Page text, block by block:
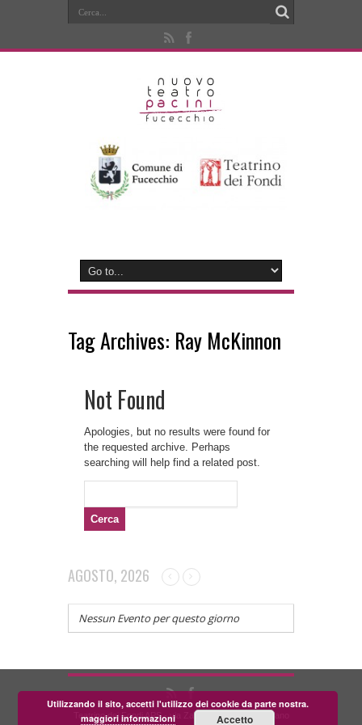
Tag Archives: Ray McKinnon
Not Found
Apologies, but no results were found for
the requested archive. Perhaps
searching will help find a related post.
AGOSTO, 2026
Nessun Evento per questo giorno
Teatrino dei Fondi APS - via Zara, 58 56024 Corazzano
Utilizzando il sito, accetti l'utilizzo dei cookie da parte nostra.
maggiori informazioni
Accetto